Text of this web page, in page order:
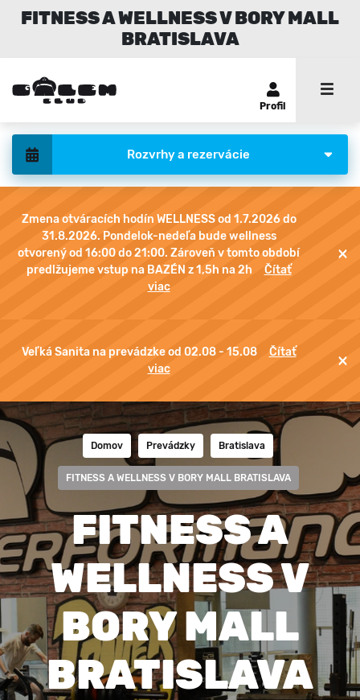
FITNESS A WELLNESS V BORY MALL
BRATISLAVA
Profil
Rozvrhy a rezervácie
Zmena otváracích hodín WELLNESS od 1.7.2026 do
31.8.2026. Pondelok-nedeľa bude wellness
otvorený od 16:00 do 21:00. Zároveň v tomto období
predlžujeme vstup na BAZÉN z 1,5h na 2h
Čítať
viac
×
Veľká Sanita na prevádzke od 02.08 - 15.08
Čítať
viac
×
Domov Prevádzky Bratislava
FITNESS A WELLNESS V BORY MALL BRATISLAVA
FITNESS A
WELLNESS V
BORY MALL
BRATISLAVA